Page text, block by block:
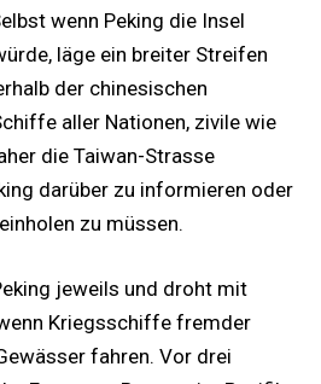
wenn Peking die Insel
läge ein breiter Streifen
der chinesischen
aller Nationen, zivile wie
die Taiwan-Strasse
darüber zu informieren oder
zu müssen.
jeweils und droht mit
Kriegsschiffe fremder
fahren. Vor drei